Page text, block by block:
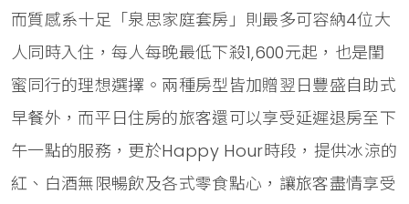
而質感系十足「泉思家庭套房」則最多可容納4位大
人同時入住，每人每晚最低下殺1,600元起，也是閨
蜜同行的理想選擇。兩種房型皆加贈翌日豐盛自助式
早餐外，而平日住房的旅客還可以享受延遲退房至下
午一點的服務，更於Happy Hour時段，提供冰涼的
紅、白酒無限暢飲及各式零食點心，讓旅客盡情享受